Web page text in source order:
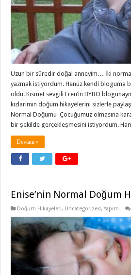
Uzun bir süredir doğal anneyim… İki
yazmak istiyordum. Henüz kendi bloguma
oldu. Kısmet sevgili Eren’in BYBO
kızlarımın doğum hikayelerini sizlerle
Normal Doğumu Çocuğumuz olmasına
bir şekilde gerçekleşmesini istiyordum.
Devamı »
Enise’nin Normal Doğum
Doğum Hikayeleri, Uncategorized,Yapım